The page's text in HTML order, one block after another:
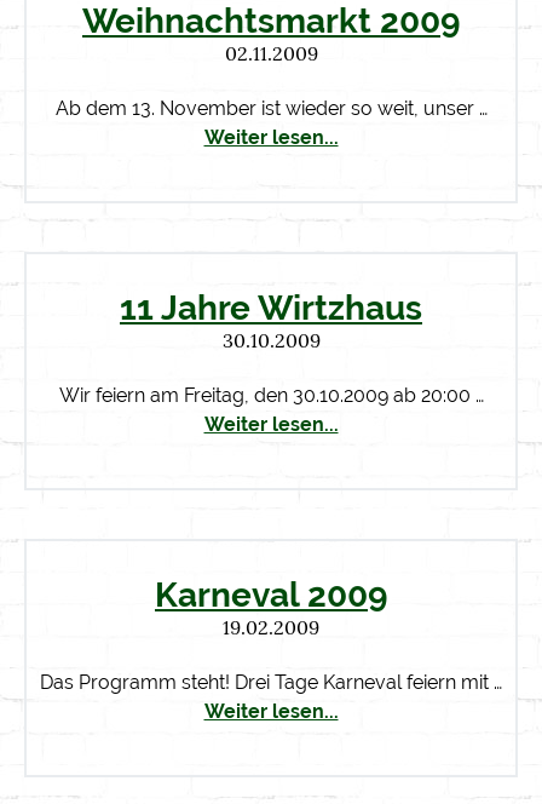
Weihnachtsmarkt 2009
02.11.2009
Ab dem 13. November ist wieder so weit, unser …
Weiter lesen...
11 Jahre Wirtzhaus
30.10.2009
Wir feiern am Freitag, den 30.10.2009 ab 20:00 …
Weiter lesen...
Karneval 2009
19.02.2009
Das Programm steht! Drei Tage Karneval feiern mit …
Weiter lesen...